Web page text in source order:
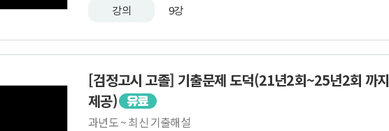
강의 9강
[검정고시 고졸] 기출문제 도덕(21년2회~25년2회 까지
제공)
과년도 ~ 최신 기출해설